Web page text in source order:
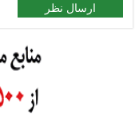
ارسال نظر